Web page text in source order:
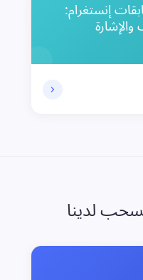
إنستغرام:
والإشارة
لدينا